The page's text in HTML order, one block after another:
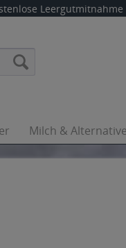
Leergutmitnahme
Milch &